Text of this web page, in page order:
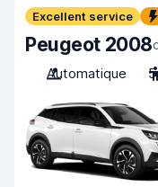
Excellent service
Peugeot 2008
Automatique
5